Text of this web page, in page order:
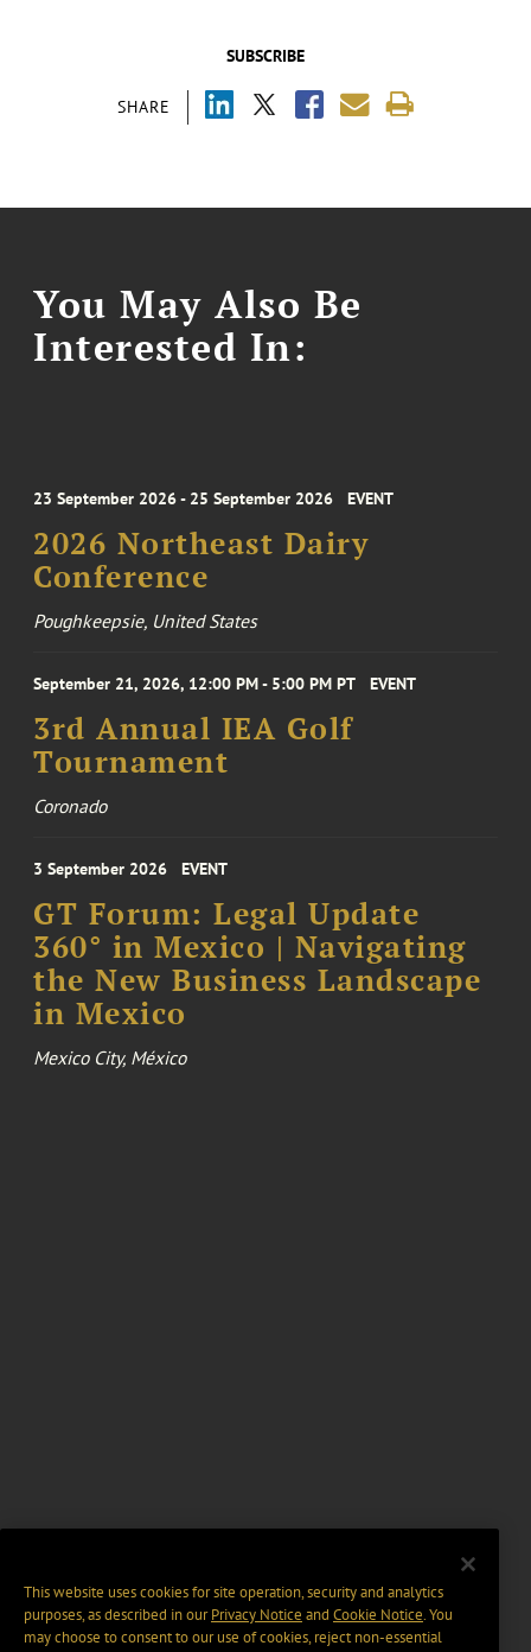
SUBSCRIBE
SHARE
You May Also Be
Interested In:
23 September 2026 - 25 September 2026 EVENT
2026 Northeast Dairy
Conference
Poughkeepsie, United States
September 21, 2026, 12:00 PM - 5:00 PM PT EVENT
3rd Annual IEA Golf
Tournament
Coronado
3 September 2026 EVENT
GT Forum: Legal Update
360° in Mexico | Navigating
the New Business Landscape
in Mexico
Mexico City, México
This website uses cookies for site operation, security and analytics
purposes, as described in ourPrivacy Notice and Cookie Notice. You
may choose to consent to our use of cookies, reject non-essential